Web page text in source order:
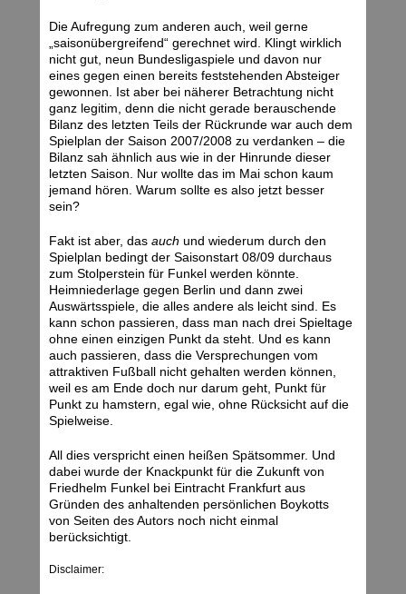
Die Aufregung zum anderen auch, weil gerne
„saisonübergreifend“ gerechnet wird. Klingt wirklich
nicht gut, neun Bundesligaspiele und davon nur
eines gegen einen bereits feststehenden Absteiger
gewonnen. Ist aber bei näherer Betrachtung nicht
ganz legitim, denn die nicht gerade berauschende
Bilanz des letzten Teils der Rückrunde war auch dem
Spielplan der Saison 2007/2008 zu verdanken – die
Bilanz sah ähnlich aus wie in der Hinrunde dieser
letzten Saison. Nur wollte das im Mai schon kaum
jemand hören. Warum sollte es also jetzt besser
sein?
Fakt ist aber, das auch und wiederum durch den
Spielplan bedingt der Saisonstart 08/09 durchaus
zum Stolperstein für Funkel werden könnte.
Heimniederlage gegen Berlin und dann zwei
Auswärtsspiele, die alles andere als leicht sind. Es
kann schon passieren, dass man nach drei Spieltage
ohne einen einzigen Punkt da steht. Und es kann
auch passieren, dass die Versprechungen vom
attraktiven Fußball nicht gehalten werden können,
weil es am Ende doch nur darum geht, Punkt für
Punkt zu hamstern, egal wie, ohne Rücksicht auf die
Spielweise.
All dies verspricht einen heißen Spätsommer. Und
dabei wurde der Knackpunkt für die Zukunft von
Friedhelm Funkel bei Eintracht Frankfurt aus
Gründen des anhaltenden persönlichen Boykotts
von Seiten des Autors noch nicht einmal
berücksichtigt.
Disclaimer: